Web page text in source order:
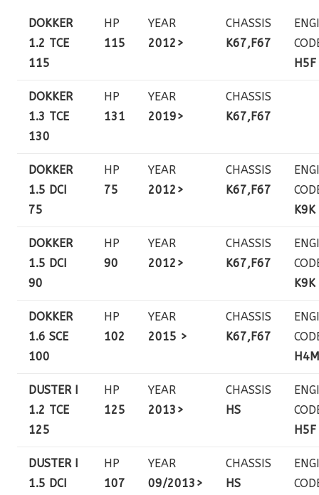
DOKKER
1.2 TCE
115
HP
115
YEAR
2012>
CHASSIS
K67,F67
H5F
DOKKER
1.3 TCE
130
HP
131
YEAR
2019>
CHASSIS
K67,F67
DOKKER
1.5 DCI
75
HP
75
YEAR
2012>
CHASSIS
K67,F67
K9K
DOKKER
1.5 DCI
90
HP
90
YEAR
2012>
CHASSIS
K67,F67
K9K
DOKKER
1.6 SCE
100
HP
102
YEAR
2015 >
CHASSIS
K67,F67
H4M
DUSTER I
1.2 TCE
125
HP
125
YEAR
2013>
CHASSIS
HS
H5F
DUSTER I
1.5 DCI
HP
107
YEAR
09/2013>
CHASSIS
HS